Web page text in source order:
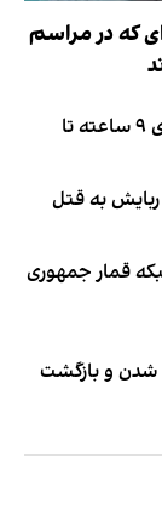
۱۰ چهره‌ای که در مراسم
روایت فداکاری‌های محمد صلاح؛ از سفرهای ۹ ساعته تا
به قتل
قمار جمهوری
شدن و بازگشت